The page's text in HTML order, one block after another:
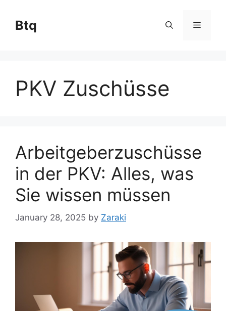
content
Btq Menu
PKV Zuschüsse
Arbeitgeberzuschüsse
in der PKV: Alles, was
Sie wissen müssen
January 28, 2025 by Zaraki